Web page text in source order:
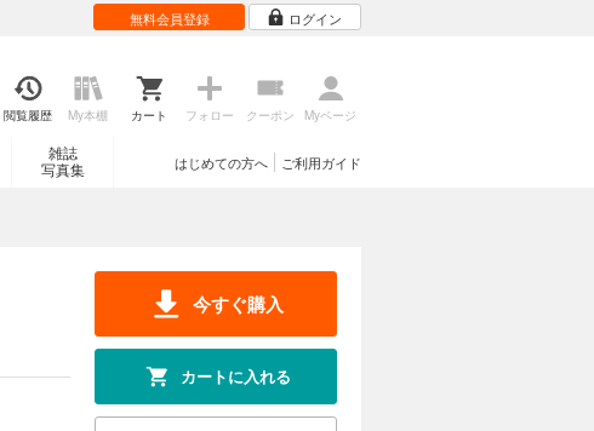
無料会員登録 ログイン
閲覧履歴 My本棚 カート フォロー クーポン Myページ
雑誌
写真集
ご利用ガイド
はじめての方へ
今すぐ購入
カートに入れる